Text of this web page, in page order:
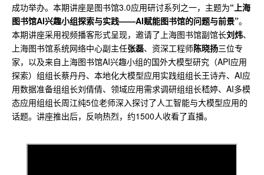
成功举办。本期讲座是图书馆3.0应用研讨系列之一，主题为“上海
图书馆AI兴趣小组探索与实践——AI赋能图书馆的问题与前景”。
本期讲座采用视频播客形式呈现，邀请了上海图书馆副馆长刘炜、
上海图书馆系统网络中心副主任张磊、资深工程师陈晓扬三位专
家，以及来自上海图书馆AI兴趣小组的国外大模型研究（API应用
探索）组组长蔡丹丹、本地化大模型应用实践组组长王诗卉、AI应
用数据准备组组长刘倩倩、领域应用需求调研组组长嵇婷、AI多模
态应用组组长周江纯5位老师深入探讨了人工智能与大模型应用的
话题。讲座推出后，反响热烈，约1500人收看了直播。